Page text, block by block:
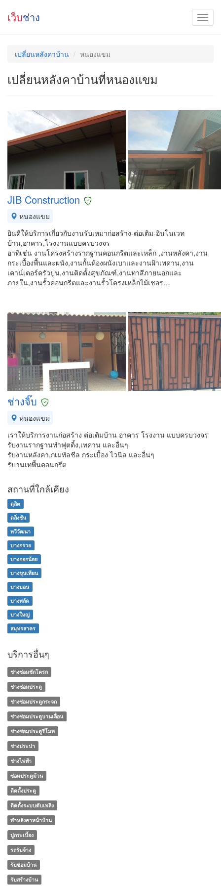
เว็บช่าง
เปลี่ยนหลังคาบ้าน หนองแขม
เปลี่ยนหลังคาบ้านที่หนองแขม
JIB Construction
หนองแขม
ยินดีให้บริการเกี่ยวกับงานรับเหมาก่อสร้าง-ต่อเติม-อินโนเวท
บ้าน,อาคาร,โรงงานแบบครบวงจร
อาทิเช่น งานโครงสร้างรากฐานคอนกรีตและเหล็ก ,งานหลังคา,งาน
กระเบื้องพื้นและผนัง,งานกั้นห้องผนังเบาและงานฝ้าเพดาน,งาน
เคาน์เตอร์ครัวปูน,งานติดตั้งสุขภัณฑ์,งานทาสีภายนอกและ
ภายใน,งานรั้วคอนกรีตและงานรั้วโครงเหล็กไม้เชอร…
ช่างจิ๊บ
หนองแขม
เราให้บริการงานก่อสร้าง ต่อเติมบ้าน อาคาร โรงงาน แบบครบวงจร
รับงานรากฐานทำฟุตติ้ง,เทคาน และอื่นๆ
รับงานหลังคา,กเมทัลชีล กระเบื้อง ไวนิล และอื่นๆ
รับานเทพื้นคอนกรีต
สถานที่ใกล้เคียง
ดุสิต
ตลิ่งชัน
ทวีวัฒนา
บางกรวย
บางกอกน้อย
บางขุนเทียน
บางบอน
บางพลัด
บางใหญ่
สมุทรสาคร
บริการอื่นๆ
ช่างซ่อมชักโครก
ช่างซ่อมประตู
ช่างซ่อมประตูกระจก
ช่างซ่อมประตูบานเลื่อน
ช่างซ่อมประตูรีโมท
ช่างประปา
ช่างไฟฟ้า
ซ่อมประตูม้วน
ติดตั้งประตู
ติดตั้งระบบดับเพลิง
ทําหลังคาหน้าบ้าน
ปูกระเบื้อง
รถรับจ้าง
รับซ่อมบ้าน
รับสร้างบ้าน